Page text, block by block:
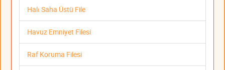
Halı Saha Üstü File
Havuz Emniyet Filesi
Raf Koruma Filesi